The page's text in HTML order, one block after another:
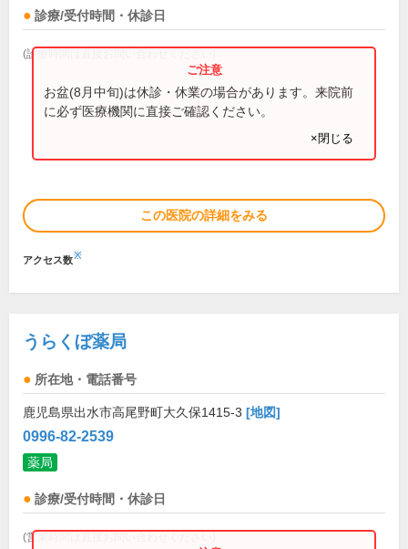
診療/受付時間・休診日
(診療時間は直接お問い合わせください)
お盆(8月中旬)は休診・休業の場合があります。来院前
に必ず医療機関に直接ご確認ください。
×閉じる
この医院の詳細をみる
アクセス数※
うらくぼ薬局
所在地・電話番号
鹿児島県出水市高尾野町大久保1415-3 [地図]
0996-82-2539
薬局
診療/受付時間・休診日
(営業時間は直接お問い合わせください)